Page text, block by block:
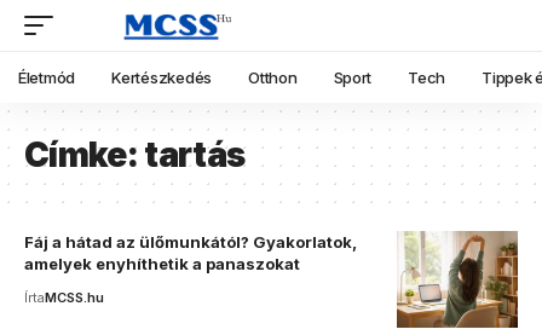
Életmód Kertészkedés Otthon Sport Tech Tippek
Címke: tartás
Fáj a hátad az ülőmunkától? Gyakorlatok,
amelyek enyhíthetik a panaszokat
ÍrtaMCSS.hu